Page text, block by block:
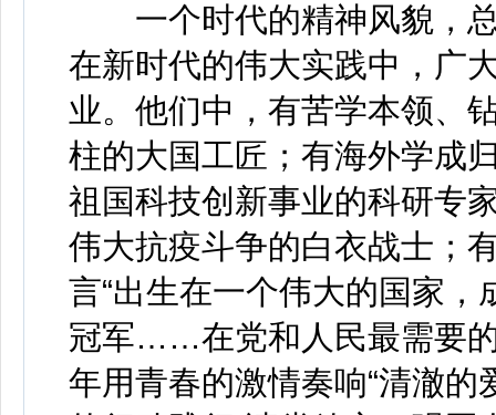
一个时代的精神风貌，总
在新时代的伟大实践中，广
业。他们中，有苦学本领、
柱的大国工匠；有海外学成
祖国科技创新事业的科研专
伟大抗疫斗争的白衣战士；
言“出生在一个伟大的国家，
冠军……在党和人民最需要
年用青春的激情奏响“清澈的